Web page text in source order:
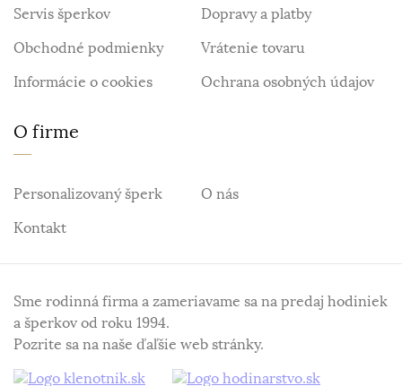
Servis šperkov
Dopravy a platby
Obchodné podmienky
Vrátenie tovaru
Informácie o cookies
Ochrana osobných údajov
O firme
Personalizovaný šperk
O nás
Kontakt
Sme rodinná firma a zameriavame sa na predaj hodiniek
a šperkov od roku 1994.
Pozrite sa na naše ďaľšie web stránky.